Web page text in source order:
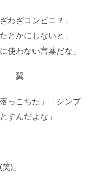
わざコンビニ？」
とかにしないと」
使わない言葉だな」
り 翼
っこちた」「シンプ
すんだよな」
)」